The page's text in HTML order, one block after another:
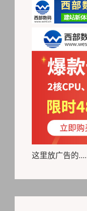
这里放广告的